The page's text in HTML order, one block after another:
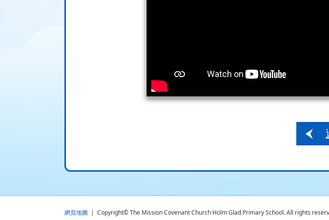
網頁地圖 | Copyright© The Mission Covenant Church Holm Glad Primary School. All rights